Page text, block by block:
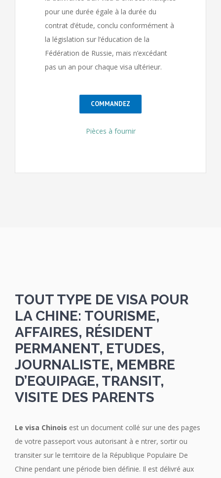
pour une durée égale à la durée du
contrat d’étude, conclu conformément à
la législation sur l’éducation de la
Fédération de Russie, mais n’excédant
pas un an pour chaque visa ultérieur.
COMMANDEZ
Pièces à fournir
TOUT TYPE DE VISA POUR
LA CHINE: TOURISME,
AFFAIRES, RÉSIDENT
PERMANENT, ETUDES,
JOURNALISTE, MEMBRE
D’EQUIPAGE, TRANSIT,
VISITE DES PARENTS
Le visa Chinois est un document collé sur une des pages
de votre passeport vous autorisant à e ntrer, sortir ou
transiter sur le territoire de la République Populaire De
Chine pendant une période bien définie. Il est délivré aux